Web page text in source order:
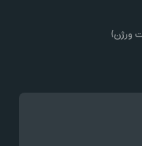
ورژن)